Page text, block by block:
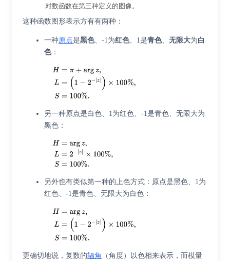
对数函数在第三种定义的图像。
这种函数图形表示方有有两种：
一种原点是黑色、-1为红色、1是青色、 无限大为白
色：
另一种原点是白色、1为红色、-1是青色、无限大为
黑色：
另外也有类似第一种的上色方式：原点是黑色、1为
红色、-1是青色、无限大为白色：
更确切地说，复数的辐角 （角度）以色相来表示，而模量